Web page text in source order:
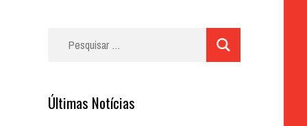
Últimas Notícias